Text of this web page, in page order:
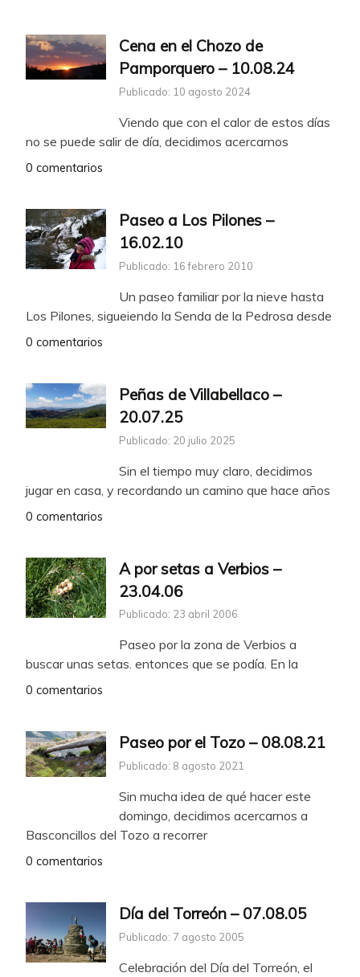
Cena en el Chozo de
Pamporquero – 10.08.24
Publicado: 10 agosto 2024
Viendo que con el calor de estos días
no se puede salir de día, decidimos acercarnos
0 comentarios
Paseo a Los Pilones –
16.02.10
Publicado: 16 febrero 2010
Un paseo familiar por la nieve hasta
Los Pilones, sigueiendo la Senda de la Pedrosa desde
0 comentarios
Peñas de Villabellaco –
20.07.25
Publicado: 20 julio 2025
Sin el tiempo muy claro, decidimos
jugar en casa, y recordando un camino que hace años
0 comentarios
A por setas a Verbios –
23.04.06
Publicado: 23 abril 2006
Paseo por la zona de Verbios a
buscar unas setas. entonces que se podía. En la
0 comentarios
Paseo por el Tozo – 08.08.21
Publicado: 8 agosto 2021
Sin mucha idea de qué hacer este
domingo, decidimos acercarnos a
Basconcillos del Tozo a recorrer
0 comentarios
Día del Torreón – 07.08.05
Publicado: 7 agosto 2005
Celebración del Día del Torreón, el